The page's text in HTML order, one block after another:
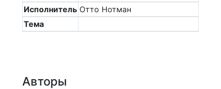
Исполнитель Отто Нотман
Тема
Авторы